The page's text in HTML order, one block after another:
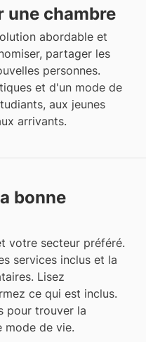
une chambre
abordable et
partager les
personnes.
et d'un mode de
aux jeunes
arrivants.
bonne
votre secteur préféré.
services inclus et la
Lisez
ce qui est inclus.
pour trouver la
mode de vie.